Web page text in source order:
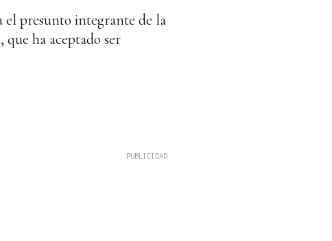
presunto integrante de la
ha aceptado ser